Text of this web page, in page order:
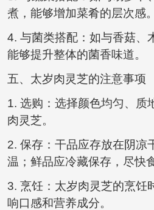
煮，能够增加菜肴的层次感。
4. 与菌类搭配：如与香菇、
能够提升整体的菌香味道。
五、太岁肉灵芝的注意事项
1. 选购：选择颜色均匀、质
肉灵芝。
2. 保存：干品应存放在阴凉
温；鲜品应冷藏保存，尽快
3. 烹饪：太岁肉灵芝的烹饪
响口感和营养成分。